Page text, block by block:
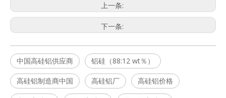
上一条:
下一条:
中国高硅铝供应商 铝硅（88:12 wt％）
高硅铝制造商中国 高硅铝厂 高硅铝价格